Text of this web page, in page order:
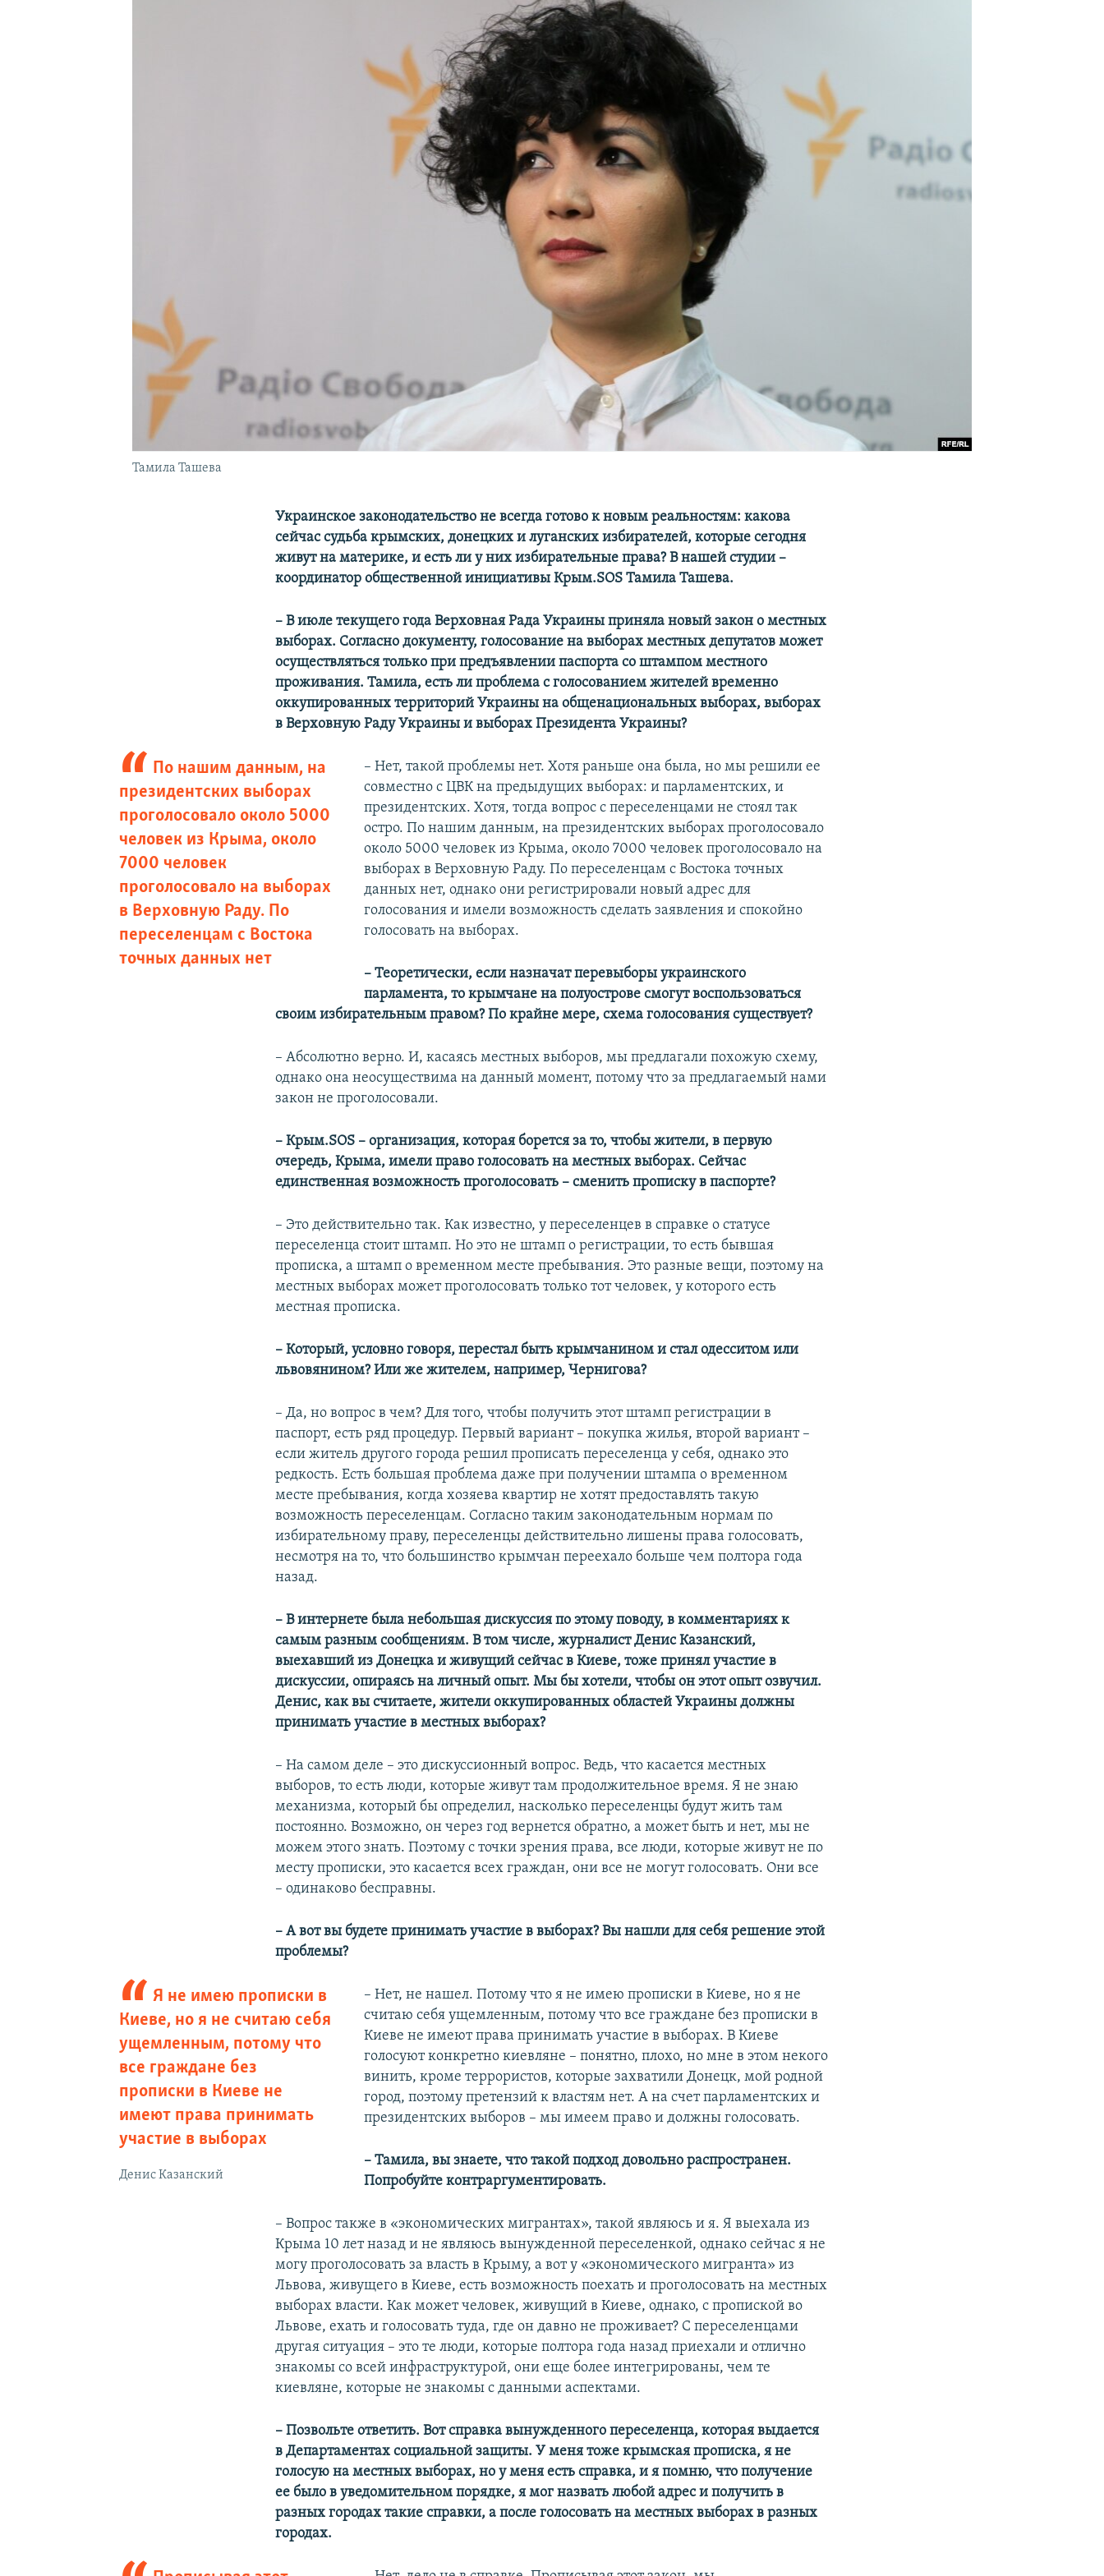
Тамила Ташева
Украинское законодательство не всегда готово к новым реальностям: какова
сейчас судьба крымских, донецких и луганских избирателей, которые сегодня
живут на материке, и есть ли у них избирательные права? В нашей студии –
координатор общественной инициативы Крым.SOS Тамила Ташева.
– В июле текущего года Верховная Рада Украины приняла новый закон о местных
выборах. Согласно документу, голосование на выборах местных депутатов может
осуществляться только при предъявлении паспорта со штампом местного
проживания. Тамила, есть ли проблема с голосованием жителей временно
оккупированных территорий Украины на общенациональных выборах, выборах
в Верховную Раду Украины и выборах Президента Украины?
По нашим данным, на
президентских выборах
проголосовало около 5000
человек из Крыма, около
7000 человек
проголосовало на выборах
в Верховную Раду. По
переселенцам с Востока
точных данных нет
– Нет, такой проблемы нет. Хотя раньше она была, но мы решили ее
совместно с ЦВК на предыдущих выборах: и парламентских, и
президентских. Хотя, тогда вопрос с переселенцами не стоял так
остро. По нашим данным, на президентских выборах проголосовало
около 5000 человек из Крыма, около 7000 человек проголосовало на
выборах в Верховную Раду. По переселенцам с Востока точных
данных нет, однако они регистрировали новый адрес для
голосования и имели возможность сделать заявления и спокойно
голосовать на выборах.
– Теоретически, если назначат перевыборы украинского
парламента, то крымчане на полуострове смогут воспользоваться
своим избирательным правом? По крайне мере, схема голосования существует?
– Абсолютно верно. И, касаясь местных выборов, мы предлагали похожую схему,
однако она неосуществима на данный момент, потому что за предлагаемый нами
закон не проголосовали.
– Крым.SOS – организация, которая борется за то, чтобы жители, в первую
очередь, Крыма, имели право голосовать на местных выборах. Сейчас
единственная возможность проголосовать – сменить прописку в паспорте?
– Это действительно так. Как известно, у переселенцев в справке о статусе
переселенца стоит штамп. Но это не штамп о регистрации, то есть бывшая
прописка, а штамп о временном месте пребывания. Это разные вещи, поэтому на
местных выборах может проголосовать только тот человек, у которого есть
местная прописка.
– Который, условно говоря, перестал быть крымчанином и стал одесситом или
львовянином? Или же жителем, например, Чернигова?
– Да, но вопрос в чем? Для того, чтобы получить этот штамп регистрации в
паспорт, есть ряд процедур. Первый вариант – покупка жилья, второй вариант –
если житель другого города решил прописать переселенца у себя, однако это
редкость. Есть большая проблема даже при получении штампа о временном
месте пребывания, когда хозяева квартир не хотят предоставлять такую
возможность переселенцам. Согласно таким законодательным нормам по
избирательному праву, переселенцы действительно лишены права голосовать,
несмотря на то, что большинство крымчан переехало больше чем полтора года
назад.
– В интернете была небольшая дискуссия по этому поводу, в комментариях к
самым разным сообщениям. В том числе, журналист Денис Казанский,
выехавший из Донецка и живущий сейчас в Киеве, тоже принял участие в
дискуссии, опираясь на личный опыт. Мы бы хотели, чтобы он этот опыт озвучил.
Денис, как вы считаете, жители оккупированных областей Украины должны
принимать участие в местных выборах?
– На самом деле – это дискуссионный вопрос. Ведь, что касается местных
выборов, то есть люди, которые живут там продолжительное время. Я не знаю
механизма, который бы определил, насколько переселенцы будут жить там
постоянно. Возможно, он через год вернется обратно, а может быть и нет, мы не
можем этого знать. Поэтому с точки зрения права, все люди, которые живут не по
месту прописки, это касается всех граждан, они все не могут голосовать. Они все
– одинаково бесправны.
– А вот вы будете принимать участие в выборах? Вы нашли для себя решение этой
проблемы?
Я не имею прописки в
Киеве, но я не считаю себя
ущемленным, потому что
все граждане без
прописки в Киеве не
имеют права принимать
участие в выборах
Денис Казанский
– Нет, не нашел. Потому что я не имею прописки в Киеве, но я не
считаю себя ущемленным, потому что все граждане без прописки в
Киеве не имеют права принимать участие в выборах. В Киеве
голосуют конкретно киевляне – понятно, плохо, но мне в этом некого
винить, кроме террористов, которые захватили Донецк, мой родной
город, поэтому претензий к властям нет. А на счет парламентских и
президентских выборов – мы имеем право и должны голосовать.
– Тамила, вы знаете, что такой подход довольно распространен.
Попробуйте контраргументировать.
– Вопрос также в «экономических мигрантах», такой являюсь и я. Я выехала из
Крыма 10 лет назад и не являюсь вынужденной переселенкой, однако сейчас я не
могу проголосовать за власть в Крыму, а вот у «экономического мигранта» из
Львова, живущего в Киеве, есть возможность поехать и проголосовать на местных
выборах власти. Как может человек, живущий в Киеве, однако, с пропиской во
Львове, ехать и голосовать туда, где он давно не проживает? С переселенцами
другая ситуация – это те люди, которые полтора года назад приехали и отлично
знакомы со всей инфраструктурой, они еще более интегрированы, чем те
киевляне, которые не знакомы с данными аспектами.
– Позвольте ответить. Вот справка вынужденного переселенца, которая выдается
в Департаментах социальной защиты. У меня тоже крымская прописка, я не
голосую на местных выборах, но у меня есть справка, и я помню, что получение
ее было в уведомительном порядке, я мог назвать любой адрес и получить в
разных городах такие справки, а после голосовать на местных выборах в разных
городах.